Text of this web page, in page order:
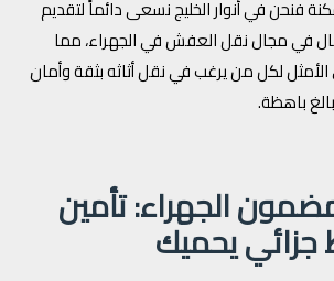
فنحن في أنوار الخليج نسعى دائماً لتقديم
في مجال نقل العفش في الجهراء، مما
الأمثل لكل من يرغب في نقل أثاثه بثقة وأمان
باهظة.
الجهراء: تأمين
يحميك